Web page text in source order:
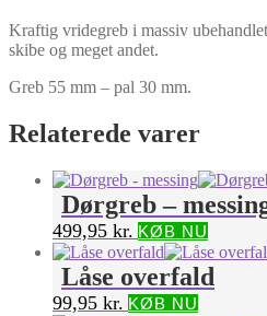
Kraftig vridegreb i massiv
skibe og meget andet.
Greb 55 mm – pal 30 mm.
Relaterede varer
Dørgreb –
499,95 kr. KØB NU
Låse overfald
99,95 kr. KØB NU